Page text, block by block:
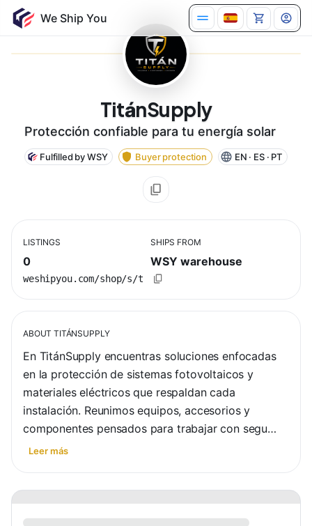
TitánSupply
Protección confiable para tu energía solar
Fulfilled by WSY Buyer protection EN · ES · PT
LISTINGS
0
SHIPS FROM
WSY warehouse
weshipyou.com/shop/s/t
ABOUTTITÁNSUPPLY
En TitánSupply encuentras soluciones enfocadas
en la protección de sistemas fotovoltaicos y
materiales eléctricos que respaldan cada
instalación. Reunimos equipos, accesorios y
componentes pensados para trabajar con segu…
Leer más